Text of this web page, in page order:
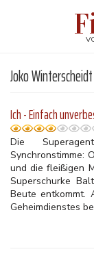
Joko Winterscheidt
Ich - Einfach
Die
Synchronstimme:
und die fleißigen
Superschurke
Beute entkommt.
Geheimdienstes